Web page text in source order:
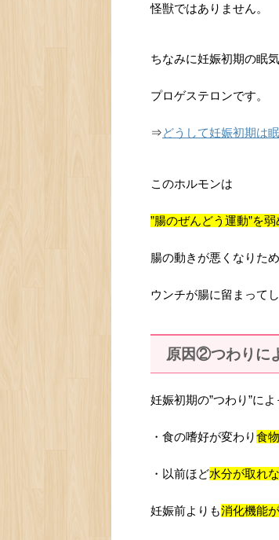
怪獣ではありません。
ちなみに妊娠初期の眠
プロゲステロンです。
⇒どうして妊娠初期は
このホルモンは
”腸のぜんどう運動”を弱
腸の動きが悪くなりため
ウンチが腸に留まって
原因②つわりに
妊娠初期の”つわり”によ
・食の嗜好が変わり食
・以前ほど水分が取れ
妊娠前よりも消化機能